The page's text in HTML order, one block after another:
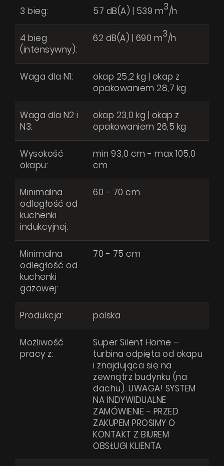
3 bieg: 57 dB(A) | 539 m3/h
4 bieg
(intensywny):
62 dB(A) | 690 m3/h
Waga dla N1:
okap 25,2 kg | okap z
opakowaniem 28,7 kg
Waga dla N2 i
N3:
okap 23,0 kg | okap z
opakowaniem 26,5 kg
Wysokość
okapu:
min 93,0 cm - max 105,0
cm
Minimalna
odległość od
kuchenki
indukcyjnej:
60 - 70 cm
Minimalna
odległość od
kuchenki
gazowej:
70 - 75 cm
Produkcja: polska
Możliwość
pracy z:
Super Silent Home –
turbina odpięta od okapu
i znajdująca się na
zewnątrz budynku (na
dachu). UWAGA! SYSTEM
NA INDYWIDUALNE
ZAMÓWIENIE - PRZED
ZAKUPEM PROSIMY O
KONTAKT Z BIUREM
OBSŁUGI KLIENTA